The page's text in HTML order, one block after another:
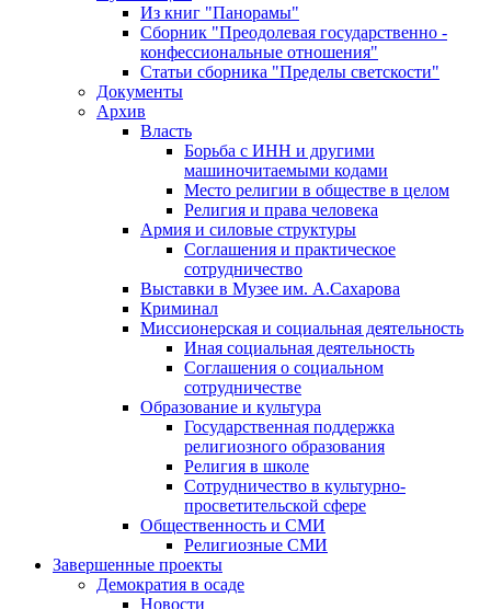
Из книг "Панорамы"
Сборник "Преодолевая государственно -
конфессиональные отношения"
Статьи сборника "Пределы светскости"
Документы
Архив
Власть
Борьба с ИНН и другими
машиночитаемыми кодами
Место религии в обществе в целом
Религия и права человека
Армия и силовые структуры
Соглашения и практическое
сотрудничество
Выставки в Музее им. А.Сахарова
Криминал
Миссионерская и социальная деятельность
Иная социальная деятельность
Соглашения о социальном
сотрудничестве
Образование и культура
Государственная поддержка
религиозного образования
Религия в школе
Сотрудничество в культурно-
просветительской сфере
Общественность и СМИ
Религиозные СМИ
Завершенные проекты
Демократия в осаде
Новости